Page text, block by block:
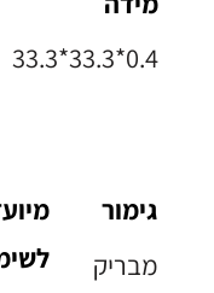
33.3*33.3*0.4
גימור
מבריק